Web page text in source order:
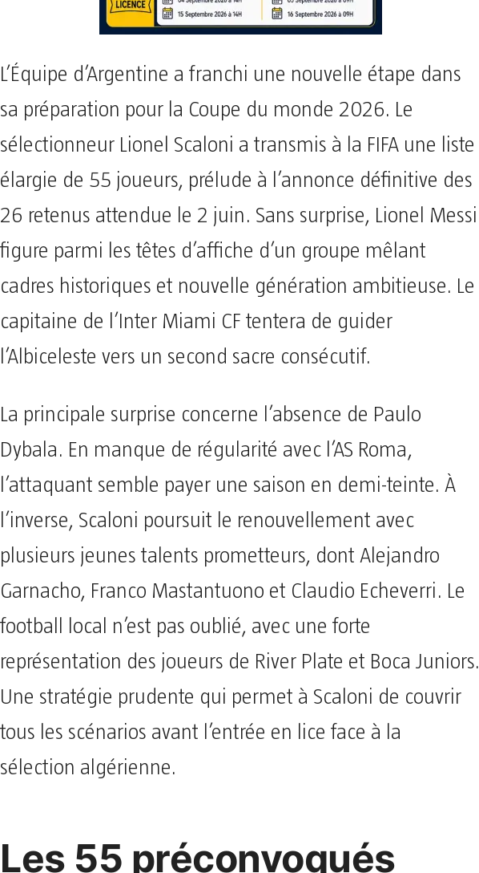
L’Équipe d’Argentine a franchi une nouvelle étape dans
sa préparation pour la Coupe du monde 2026. Le
sélectionneur Lionel Scaloni a transmis à la FIFA une liste
élargie de 55 joueurs, prélude à l’annonce définitive des
26 retenus attendue le 2 juin. Sans surprise, Lionel Messi
figure parmi les têtes d’affiche d’un groupe mêlant
cadres historiques et nouvelle génération ambitieuse. Le
capitaine de l’Inter Miami CF tentera de guider
l’Albiceleste vers un second sacre consécutif.
La principale surprise concerne l’absence de Paulo
Dybala. En manque de régularité avec l’AS Roma,
l’attaquant semble payer une saison en demi-teinte. À
l’inverse, Scaloni poursuit le renouvellement avec
plusieurs jeunes talents prometteurs, dont Alejandro
Garnacho, Franco Mastantuono et Claudio Echeverri. Le
football local n’est pas oublié, avec une forte
représentation des joueurs de River Plate et Boca Juniors.
Une stratégie prudente qui permet à Scaloni de couvrir
tous les scénarios avant l’entrée en lice face à la
sélection algérienne.
Les 55 préconvoqués